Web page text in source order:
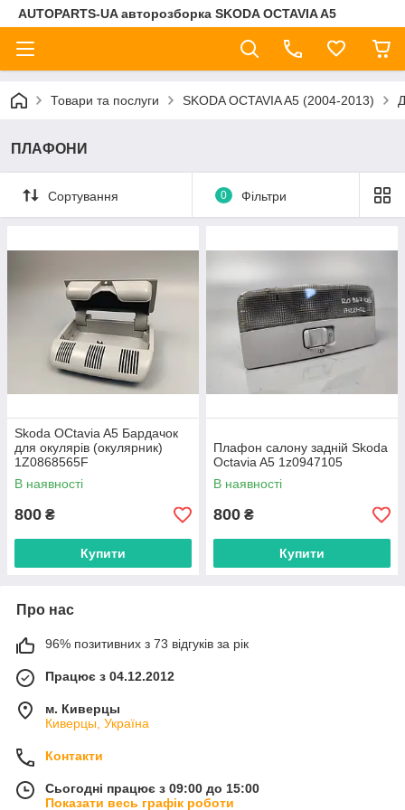
AUTOPARTS-UA авторозборка SKODA OCTAVIA A5
Товари та послуги SKODA OCTAVIA A5 (2004-2013)
ПЛАФОНИ
Сортування 0 Фільтри
Skoda OCtavia A5 Бардачок
для окулярів (окулярник)
1Z0868565F
В наявності
800 ₴
Купити
Плафон салону задній Skoda
Octavia A5 1z0947105
В наявності
800 ₴
Купити
Про нас
96% позитивних з 73 відгуків за рік
Працює з 04.12.2012
м. Киверцы
Киверцы, Україна
Контакти
Сьогодні працює з 09:00 до 15:00
Показати весь графік роботи